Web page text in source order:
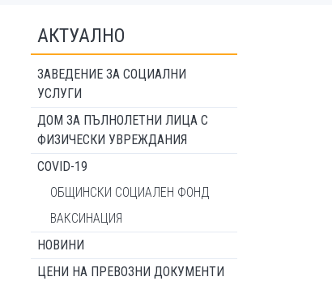
АКТУАЛНО
ЗАВЕДЕНИЕ ЗА СОЦИАЛНИ
УСЛУГИ
ДОМ ЗА ПЪЛНОЛЕТНИ ЛИЦА С
ФИЗИЧЕСКИ УВРЕЖДАНИЯ
COVID-19
ОБЩИНСКИ СОЦИАЛЕН ФОНД
ВАКСИНАЦИЯ
НОВИНИ
ЦЕНИ НА ПРЕВОЗНИ ДОКУМЕНТИ